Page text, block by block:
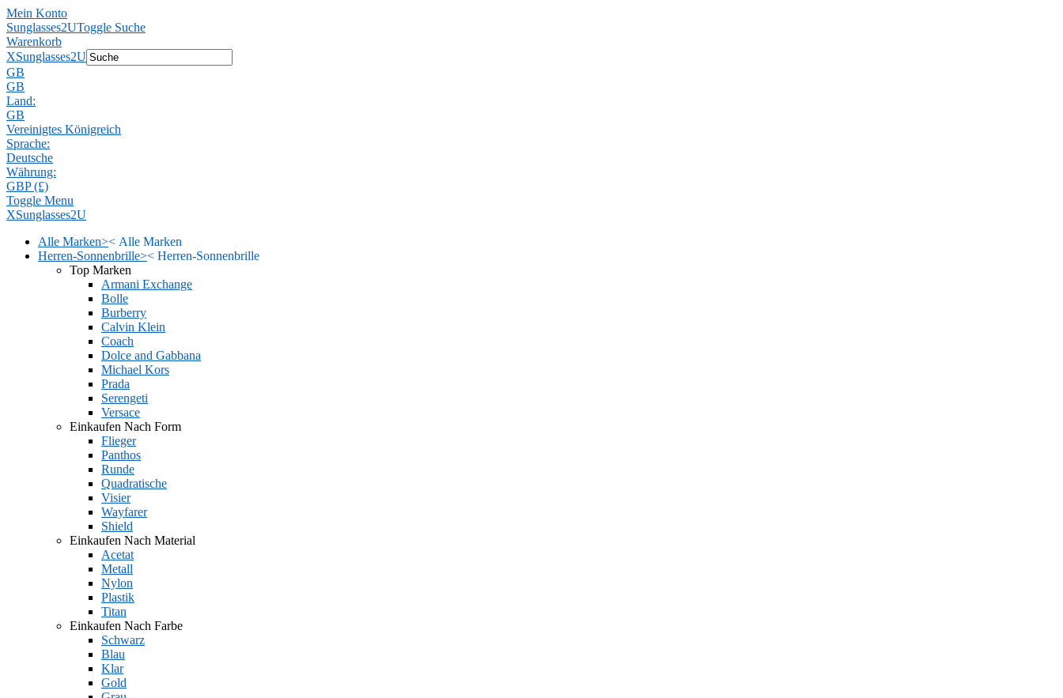
Mein Konto
Sunglasses2UToggle Suche
Warenkorb
XSunglasses2U
GB
GB
Land:
GB
Vereinigtes Königreich
Sprache:
Deutsche
Währung:
GBP (£)
Toggle Menu
XSunglasses2U
Alle Marken>< Alle Marken
Herren-Sonnenbrille>< Herren-Sonnenbrille
Top Marken
Armani Exchange
Bolle
Burberry
Calvin Klein
Coach
Dolce and Gabbana
Michael Kors
Prada
Serengeti
Versace
Einkaufen Nach Form
Flieger
Panthos
Runde
Quadratische
Visier
Wayfarer
Shield
Einkaufen Nach Material
Acetat
Metall
Nylon
Plastik
Titan
Einkaufen Nach Farbe
Schwarz
Blau
Klar
Gold